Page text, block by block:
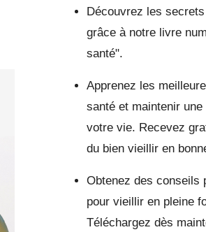
Découvrez les
grâce à notre livre
Apprenez les
santé et maintenir une
votre vie. Recevez
Obtenez des conseils
pour vieillir en pleine